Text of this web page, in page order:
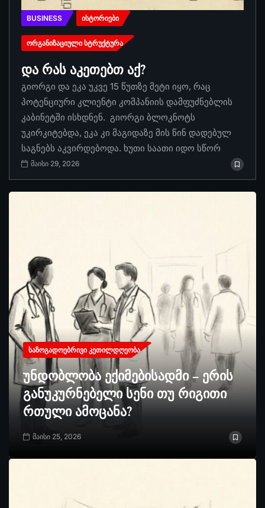
BUSINESS ᲘᲡᲢᲝᲠᲘᲔᲑᲘ
ᲝᲠᲒᲐᲜᲘᲖᲐᲪᲘᲣᲚᲘ ᲡᲢᲠᲣᲥᲢᲣᲠᲐ
და რას აკეთებთ აქ?
გიორგი და ეკა უკვე 15 წუთზე მეტი იყო, რაც
პოტენციური კლიენტი კომპანიის დამფუძნებლის
კაბინეტში ისხდნენ. გიორგი ბლოკნოტს
უკირკიტებდა, ეკა კი მაგიდაზე მის წინ დადებულ
საგნებს აკვირდებოდა. ხუთი საათი იდო სწორ
მაისი 29, 2026
ᲡᲐᲖᲝᲒᲐᲓᲝᲔᲑᲠᲘᲕᲘ ᲙᲔᲗᲘᲚᲓᲦᲔᲝᲑᲐ
უნდობლობა ექიმებისადმი – ერის
განუკურნებელი სენი თუ რიგითი
რთული ამოცანა?
მაისი 25, 2026